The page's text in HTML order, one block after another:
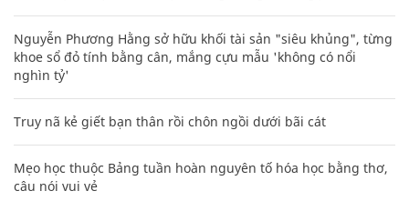
Nguyễn Phương Hằng sở hữu khối tài sản "siêu khủng", từng
khoe sổ đỏ tính bằng cân, mắng cựu mẫu 'không có nổi
nghìn tỷ'
Truy nã kẻ giết bạn thân rồi chôn ngồi dưới bãi cát
Mẹo học thuộc Bảng tuần hoàn nguyên tố hóa học bằng thơ,
câu nói vui vẻ